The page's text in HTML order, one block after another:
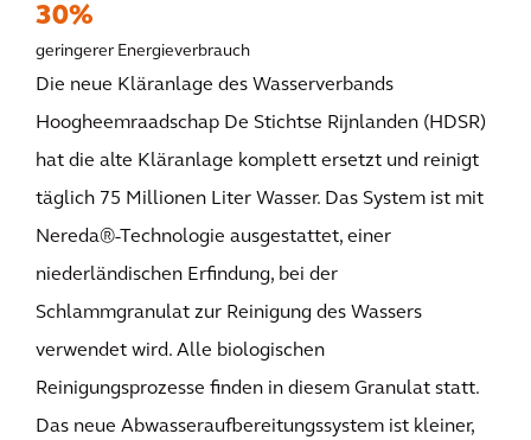
30%
geringerer Energieverbrauch
Die neue Kläranlage des Wasserverbands
Hoogheemraadschap De Stichtse Rijnlanden (HDSR)
hat die alte Kläranlage komplett ersetzt und reinigt
täglich 75 Millionen Liter Wasser. Das System ist mit
Nereda®-Technologie ausgestattet, einer
niederländischen Erfindung, bei der
Schlammgranulat zur Reinigung des Wassers
verwendet wird. Alle biologischen
Reinigungsprozesse finden in diesem Granulat statt.
Das neue Abwasseraufbereitungssystem ist kleiner,